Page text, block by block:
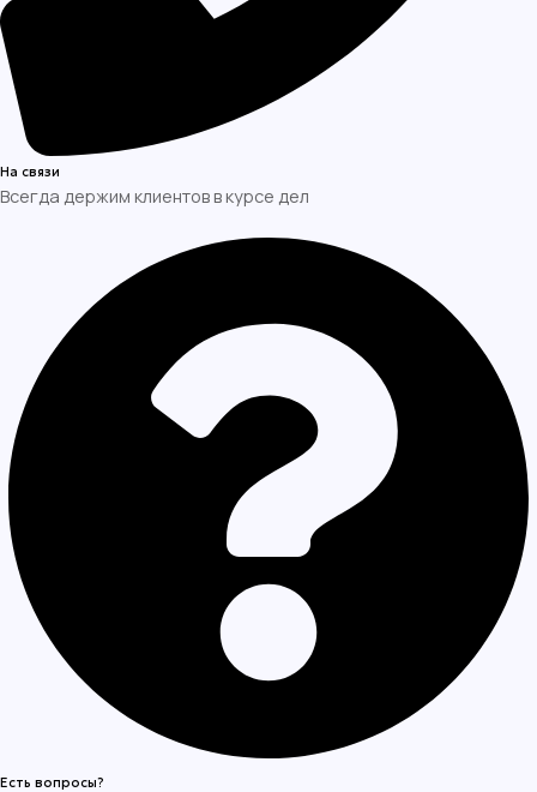
На связи
Всегда держим клиентов в курсе дел
Есть вопросы?